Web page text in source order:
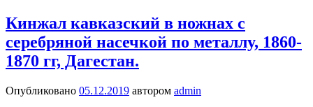
Кинжал кавказский в ножнах с
серебряной насечкой по металлу, 1860-
1870 гг, Дагестан.
Опубликовано 05.12.2019 автором admin